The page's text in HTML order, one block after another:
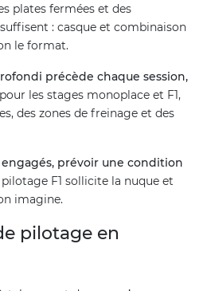
plates fermées et des
: casque et combinaison
le format.
précède chaque session,
les stages monoplace et F1,
des zones de freinage et des
prévoir une condition
F1 sollicite la nuque et
imagine.
pilotage en